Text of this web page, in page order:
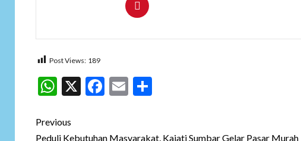
Post Views: 189
WhatsApp
X Facebook
Email
Post
Previous
Peduli Kebutuhan Masyarakat, Kajati Sumbar Gelar Pasar Murah